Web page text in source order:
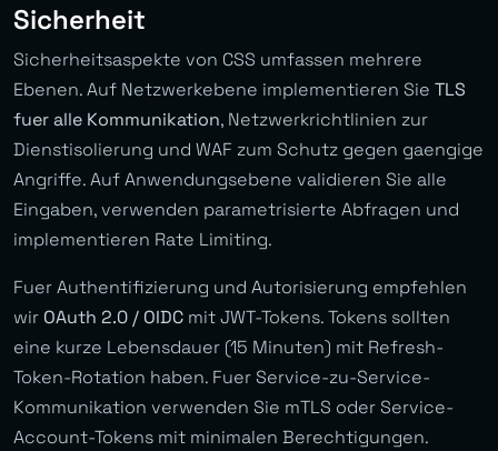
Sicherheit
Sicherheitsaspekte von CSS umfassen mehrere
Ebenen. Auf Netzwerkebene implementieren Sie TLS
fuer alle Kommunikation, Netzwerkrichtlinien zur
Dienstisolierung und WAF zum Schutz gegen gaengige
Angriffe. Auf Anwendungsebene validieren Sie alle
Eingaben, verwenden parametrisierte Abfragen und
implementieren Rate Limiting.
Fuer Authentifizierung und Autorisierung empfehlen
wir OAuth 2.0 / OIDC mit JWT-Tokens. Tokens sollten
eine kurze Lebensdauer (15 Minuten) mit Refresh-
Token-Rotation haben. Fuer Service-zu-Service-
Kommunikation verwenden Sie mTLS oder Service-
Account-Tokens mit minimalen Berechtigungen.